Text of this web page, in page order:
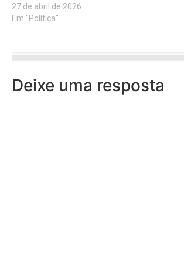
27 de abril de 2026
Em "Política"
Deixe uma resposta